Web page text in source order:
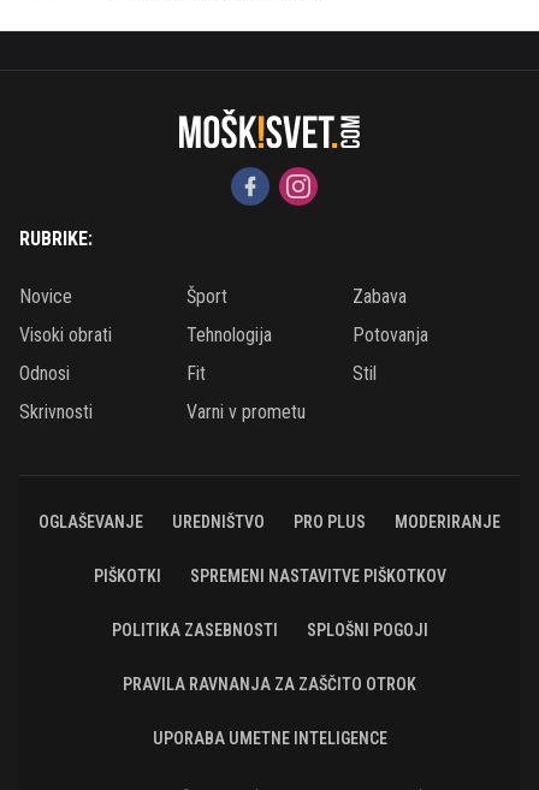
RUBRIKE:
Novice Šport
Zabava
Visoki obrati
Tehnologija
Potovanja
Odnosi
Fit
Stil
Skrivnosti
Varni v prometu
OGLAŠEVANJE UREDNIŠTVO PRO PLUS MODERIRANJE
PIŠKOTKI SPREMENI NASTAVITVE PIŠKOTKOV
POLITIKA ZASEBNOSTI SPLOŠNI POGOJI
PRAVILA RAVNANJA ZA ZAŠČITO OTROK
UPORABA UMETNE INTELIGENCE